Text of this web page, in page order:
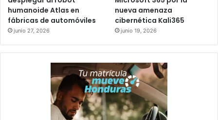
humanoide Atlas en
fábricas de automóviles
junio 27, 2026
nueva amenaza
cibernética Kali365
junio 19, 2026